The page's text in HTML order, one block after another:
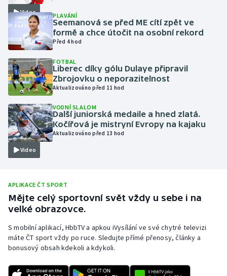
Lezení
Lyže a snowboard
Moderní pětiboj
Motorsport
Olympijské hry
Parasport
Plavání
Ragby
Rychlobruslení
Rychlostní kanoistika
Video PLAVÁNÍ
Seemanová se před ME cítí zpět ve
formě a chce útočit na osobní rekord
Před 4 hod
FOTBAL
Liberec díky gólu Dulaye připravil
Zbrojovku o neporazitelnost
Aktualizováno před 11 hod
Video
VODNÍ SLALOM
Další juniorská medaile a hned zlatá.
Kočířová je mistryní Evropy na kajaku
Aktualizováno před 13 hod
APLIKACE ČT SPORT
Mějte celý sportovní svět vždy u sebe i na
velké obrazovce.
S mobilní aplikací, HbbTV a apkou iVysílání ve své chytré televizi
máte ČT sport vždy po ruce. Sledujte přímé přenosy, články a
bonusový obsah kdekoli a kdykoli.